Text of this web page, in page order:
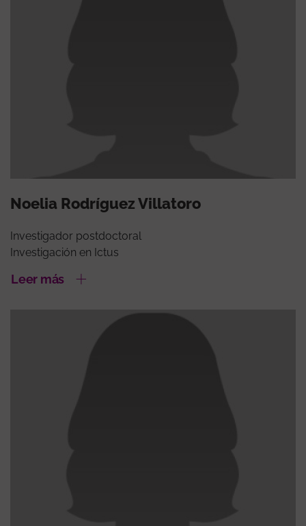
Noelia Rodríguez Villatoro
Investigador postdoctoral
Investigación en Ictus
Leer más